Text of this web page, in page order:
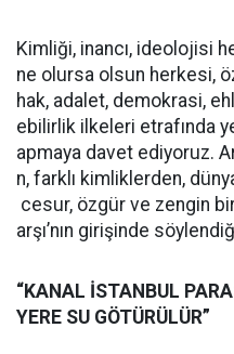
Kimliği, inancı, ideolojisi
ne olursa olsun herkesi,
hak, adalet, demokrasi,
ebilirlik ilkeleri etrafında
apmaya davet ediyoruz.
n, farklı kimliklerden,
cesur, özgür ve zengin
arşı’nın girişinde
“KANAL İSTANBUL
YERE SU GÖTÜRÜLÜR”